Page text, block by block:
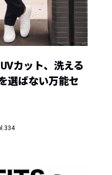
カット、洗える
選ばない万能セ